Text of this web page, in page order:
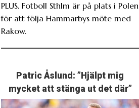
PLUS. Fotboll Sthlm är på plats i Polen
för att följa Hammarbys möte med
Rakow.
Patric Åslund: ”Hjälpt mig
mycket att stänga ut det där”